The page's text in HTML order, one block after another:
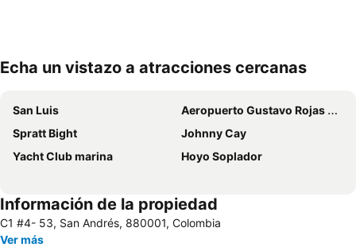
Echa un vistazo a atracciones cercanas
San Luis
Aeropuerto Gustavo Rojas Pinilla
Spratt Bight
Johnny Cay
Yacht Club marina
Hoyo Soplador
Información de la propiedad
C1 #4- 53, San Andrés, 880001, Colombia
Ver más